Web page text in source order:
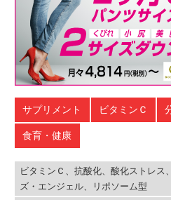
サプリメント ビタミンＣ
食育・健康
ビタミンＣ、抗酸化、酸化ストレス
ズ・エンジェル、リポソーム型